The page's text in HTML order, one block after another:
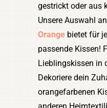
gestrickt oder aus
Unsere Auswahl an
Orange bietet für
passende Kissen!
Lieblingskissen in
Dekoriere dein
orangefarbenen
anderen